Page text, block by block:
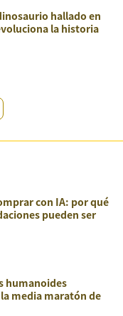
hallado en
la historia
con IA: por qué
pueden ser
humanoides
media maratón de